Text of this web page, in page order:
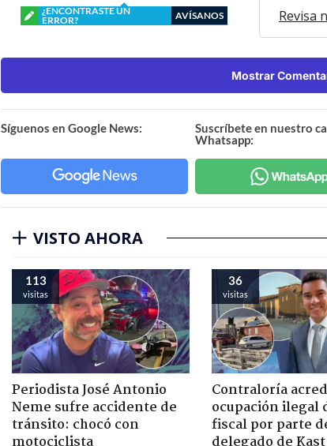
¿ENCONTRASTE UN
ERROR?
AVÍSANOS Revisa
Mostrar
Síguenos en Google News:
Suscríbete en nuestro
Whatsapp:
VISTO AHORA
113
visitas
Periodista José Antonio
Neme sufre accidente de
tránsito: chocó con
36
visitas
Contraloría
ocupación ilegal
fiscal por parte